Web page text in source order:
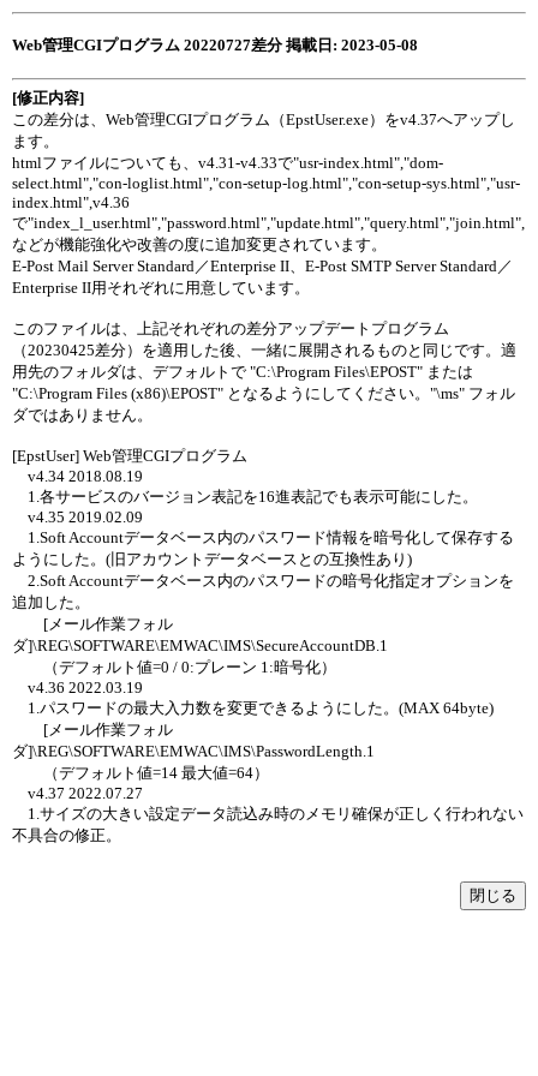
Web管理CGIプログラム 20220727差分 掲載日: 2023-05-08
[修正内容]
この差分は、Web管理CGIプログラム（EpstUser.exe）をv4.37へアップし
ます。
htmlファイルについても、v4.31-v4.33で"usr-index.html","dom-
select.html","con-loglist.html","con-setup-log.html","con-setup-sys.html","usr-
index.html",v4.36
で"index_l_user.html","password.html","update.html","query.html","join.html",
などが機能強化や改善の度に追加変更されています。
E-Post Mail Server Standard／Enterprise II、E-Post SMTP Server Standard／
Enterprise II用それぞれに用意しています。
このファイルは、上記それぞれの差分アップデートプログラム
（20230425差分）を適用した後、一緒に展開されるものと同じです。適
用先のフォルダは、デフォルトで "C:\Program Files\EPOST" または
"C:\Program Files (x86)\EPOST" となるようにしてください。"\ms" フォル
ダではありません。
[EpstUser] Web管理CGIプログラム
v4.34 2018.08.19
1.各サービスのバージョン表記を16進表記でも表示可能にした。
v4.35 2019.02.09
1.Soft Accountデータベース内のパスワード情報を暗号化して保存する
ようにした。(旧アカウントデータベースとの互換性あり)
2.Soft Accountデータベース内のパスワードの暗号化指定オプションを
追加した。
[メール作業フォル
ダ]\REG\SOFTWARE\EMWAC\IMS\SecureAccountDB.1
（デフォルト値=0 / 0:プレーン 1:暗号化）
v4.36 2022.03.19
1.パスワードの最大入力数を変更できるようにした。(MAX 64byte)
[メール作業フォル
ダ]\REG\SOFTWARE\EMWAC\IMS\PasswordLength.1
（デフォルト値=14 最大値=64）
v4.37 2022.07.27
1.サイズの大きい設定データ読込み時のメモリ確保が正しく行われない
不具合の修正。